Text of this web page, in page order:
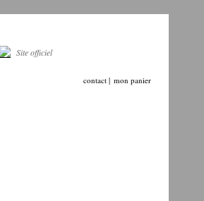
Site officiel
mon panier
contact |